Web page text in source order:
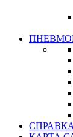
СПРАВКА